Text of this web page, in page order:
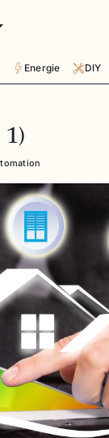
Energie DIY
1)